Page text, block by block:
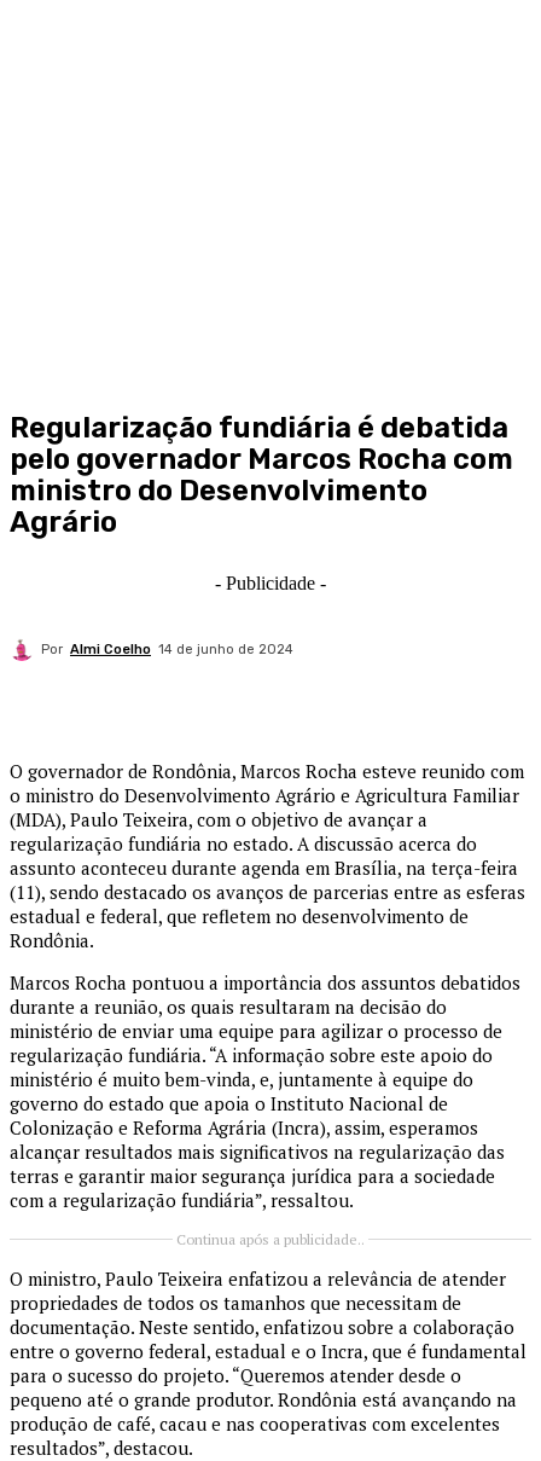
Regularização fundiária é debatida
pelo governador Marcos Rocha com
ministro do Desenvolvimento
Agrário
- Publicidade -
Por Almi Coelho 14 de junho de 2024
O governador de Rondônia, Marcos Rocha esteve reunido com
o ministro do Desenvolvimento Agrário e Agricultura Familiar
(MDA), Paulo Teixeira, com o objetivo de avançar a
regularização fundiária no estado. A discussão acerca do
assunto aconteceu durante agenda em Brasília, na terça-feira
(11), sendo destacado os avanços de parcerias entre as esferas
estadual e federal, que refletem no desenvolvimento de
Rondônia.
Marcos Rocha pontuou a importância dos assuntos debatidos
durante a reunião, os quais resultaram na decisão do
ministério de enviar uma equipe para agilizar o processo de
regularização fundiária. “A informação sobre este apoio do
ministério é muito bem-vinda, e, juntamente à equipe do
governo do estado que apoia o Instituto Nacional de
Colonização e Reforma Agrária (Incra), assim, esperamos
alcançar resultados mais significativos na regularização das
terras e garantir maior segurança jurídica para a sociedade
com a regularização fundiária”, ressaltou.
Continua após a publicidade..
O ministro, Paulo Teixeira enfatizou a relevância de atender
propriedades de todos os tamanhos que necessitam de
documentação. Neste sentido, enfatizou sobre a colaboração
entre o governo federal, estadual e o Incra, que é fundamental
para o sucesso do projeto. “Queremos atender desde o
pequeno até o grande produtor. Rondônia está avançando na
produção de café, cacau e nas cooperativas com excelentes
resultados”, destacou.